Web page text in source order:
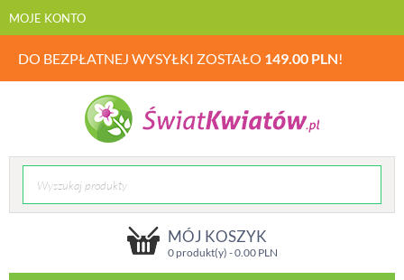
MOJE KONTO
DO BEZPŁATNEJ WYSYŁKI ZOSTAŁO 149.00 PLN!
MÓJ KOSZYK
0 produkt(y) -0.00PLN